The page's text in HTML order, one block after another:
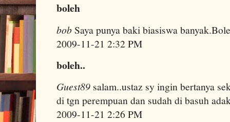
boleh
bobSaya punya baki biasiswa
2009-11-21 2:32 PM
boleh..
Guest89 salam..ustaz sy ingin bertanya
di tgn perempuan dan sudah di basuh
2009-11-21 2:26 PM